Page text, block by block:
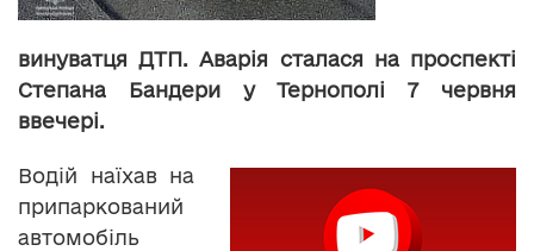
винуватця ДТП. Аварія сталася на проспекті
Степана Бандери у Тернополі 7 червня
ввечері.
Водій наїхав на
припаркований
автомобіль